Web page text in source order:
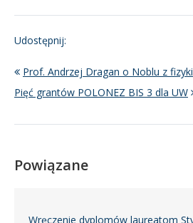
Udostępnij:
Prof. Andrzej Dragan o Noblu z fizyki
Pięć grantów POLONEZ BIS 3 dla UW
Powiązane
Wręczenie dyplomów laureatom